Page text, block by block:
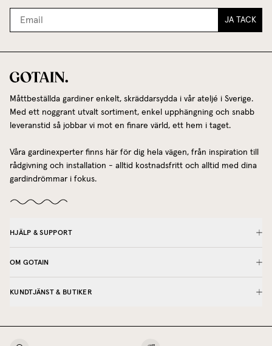
JA TACK
Måttbeställda gardiner enkelt, skräddarsydda i vår ateljé i Sverige.
Med ett noggrant utvalt sortiment, enkel upphängning och snabb
leveranstid så jobbar vi mot en finare värld, ett hem i taget.
Våra gardinexperter finns här för dig hela vägen, från inspiration till
rådgivning och installation - alltid kostnadsfritt och alltid med dina
gardindrömmar i fokus.
HJÄLP & SUPPORT
OM GOTAIN
KUNDTJÄNST & BUTIKER